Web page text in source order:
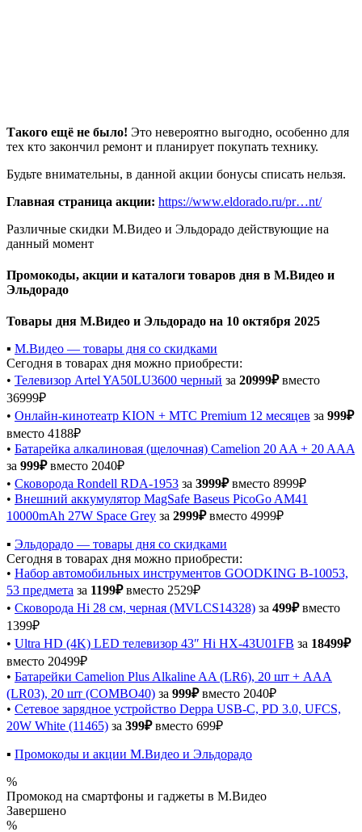
Такого ещё не было! Это невероятно выгодно, особенно для
тех кто закончил ремонт и планирует покупать технику.
Будьте внимательны, в данной акции бонусы списать нельзя.
Главная страница акции: https://www.eldorado.ru/pr…nt/
Различные скидки М.Видео и Эльдорадо действующие на
данный момент
Промокоды, акции и каталоги товаров дня в М.Видео и
Эльдорадо
Товары дня М.Видео и Эльдорадо на 10 октября 2025
▪️ М.Видео — товары дня со скидками
Сегодня в товарах дня можно приобрести:
• Телевизор Artel YA50LU3600 черный за 20999₽вместо
36999₽
• Онлайн-кинотеатр KION + МТС Premium 12 месяцев за 999₽
вместо 4188₽
• Батарейка алкалиновая (щелочная) Camelion 20 AA + 20 AAA
за 999₽вместо 2040₽
• Сковорода Rondell RDA-1953 за 3999₽вместо 8999₽
• Внешний аккумулятор MagSafe Baseus PicoGo AM41
10000mAh 27W Space Grey за 2999₽вместо 4999₽
▪️ Эльдорадо — товары дня со скидками
Сегодня в товарах дня можно приобрести:
• Набор автомобильных инструментов GOODKING B-10053,
53 предмета за 1199₽вместо 2529₽
• Сковорода Hi 28 см, черная (MVLCS14328) за 499₽вместо
1399₽
• Ultra HD (4K) LED телевизор 43″ Hi HX-43U01FB за 18499₽
вместо 20499₽
• Батарейки Camelion Plus Alkaline AA (LR6), 20 шт + AAA
(LR03), 20 шт (COMBO40) за 999₽вместо 2040₽
• Сетевое зарядное устройство Deppa USB-C, PD 3.0, UFCS,
20W White (11465) за 399₽вместо 699₽
▪️ Промокоды и акции М.Видео и Эльдорадо
%
Промокод на смартфоны и гаджеты в М.Видео
Завершено
%